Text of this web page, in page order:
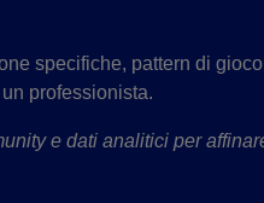
specifiche, pattern di
professionista.
e dati analitici per